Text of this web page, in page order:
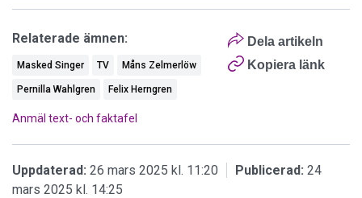
Dela artikeln
Kopiera länk
Relaterade ämnen:
Masked Singer TV Måns Zelmerlöw
Pernilla Wahlgren Felix Herngren
Anmäl text- och faktafel
Uppdaterad: 26 mars 2025 kl. 11:20 Publicerad: 24
mars 2025 kl. 14:25